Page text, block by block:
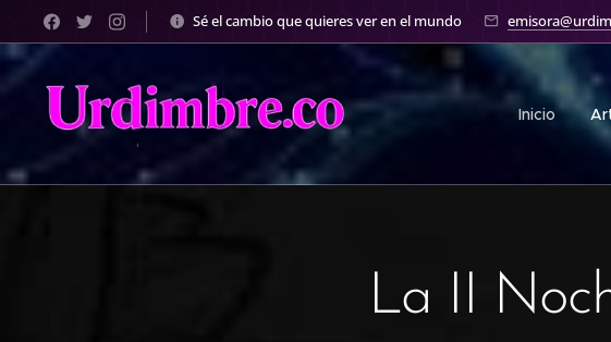
Sé el cambio que quieres ver en el mundo
Inicio
La II